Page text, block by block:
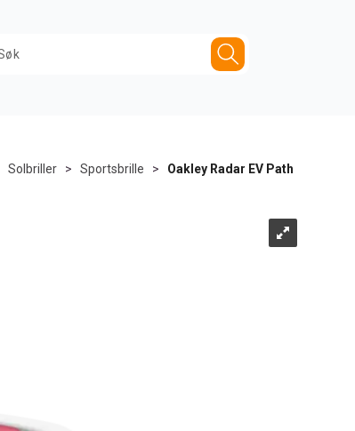
Solbriller > Sportsbrille > Oakley Radar EV Path